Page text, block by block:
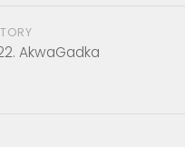
AkwaGadka